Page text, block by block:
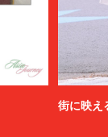
街に映え